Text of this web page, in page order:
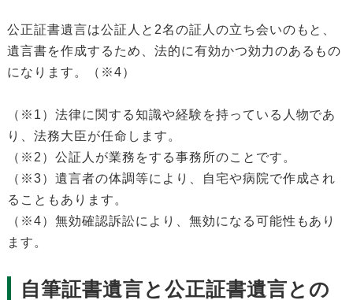
公正証書遺言は公証人と2名の証人の立ち会いのもと、
遺言書を作成するため、法的に有効かつ効力のあるもの
になります。（※4）
（※1）法律に関する知識や経験を持っている人物であ
り、法務大臣が任命します。
（※2）公証人が業務をする事務所のことです。
（※3）遺言者の体調等により、自宅や病院で作成され
ることもあります。
（※4）無効確認訴訟により、無効になる可能性もあり
ます。
自筆証書遺言と公正証書遺言との